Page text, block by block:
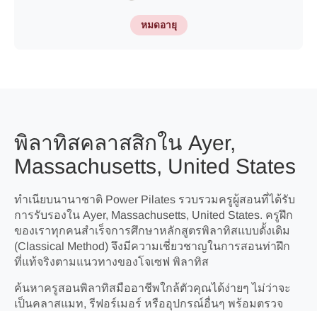
หมดอายุ
พิลาทิสคลาสสิกใน Ayer,
Massachusetts, United States
ทำเนียบนานาชาติ Power Pilates รวบรวมครูผู้สอนที่ได้รับ
การรับรองใน Ayer, Massachusetts, United States. ครูฝึก
ของเราทุกคนสำเร็จการศึกษาหลักสูตรพิลาทิสแบบดั้งเดิม
(Classical Method) จึงมีความเชี่ยวชาญในการสอนท่าฝึก
ที่แท้จริงตามแนวทางของโจเซฟ พิลาทิส
ค้นหาครูสอนพิลาทิสมืออาชีพใกล้ตัวคุณได้ง่ายๆ ไม่ว่าจะ
เป็นคลาสแมท, รีฟอร์เมอร์ หรืออุปกรณ์อื่นๆ พร้อมตรวจ